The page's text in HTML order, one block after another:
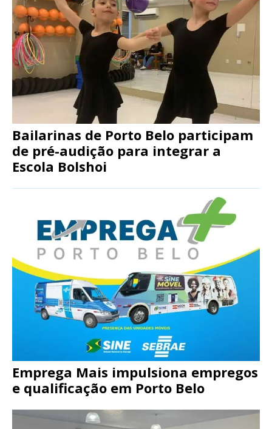
Bailarinas de Porto Belo participam
de pré-audição para integrar a
Escola Bolshoi
Emprega Mais impulsiona empregos
e qualificação em Porto Belo